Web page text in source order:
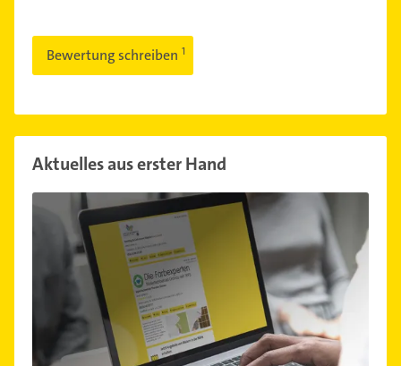
Bewertung schreiben
Aktuelles aus erster Hand